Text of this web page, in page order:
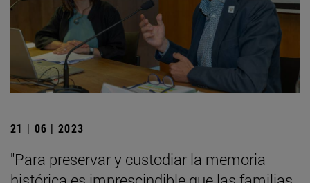
21 | 06 | 2023
"Para preservar y custodiar la memoria